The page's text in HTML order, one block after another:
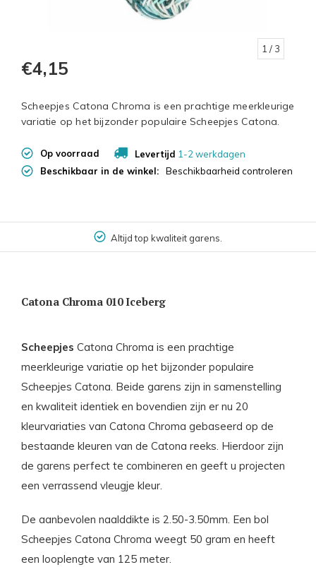
1 / 3
€4,15
Scheepjes Catona Chroma is een prachtige meerkleurige
variatie op het bijzonder populaire Scheepjes Catona.
Op voorraad Levertijd 1-2 werkdagen
Beschikbaar in de winkel:
Beschikbaarheid controleren
Altijd top kwaliteit garens.
Catona Chroma 010 Iceberg
Scheepjes Catona Chroma is een prachtige
meerkleurige variatie op het bijzonder populaire
Scheepjes Catona. Beide garens zijn in samenstelling
en kwaliteit identiek en bovendien zijn er nu 20
kleurvariaties van Catona Chroma gebaseerd op de
bestaande kleuren van de Catona reeks. Hierdoor zijn
de garens perfect te combineren en geeft u projecten
een verrassend vleugje kleur.
De aanbevolen naalddikte is 2.50-3.50mm. Een bol
Scheepjes Catona Chroma weegt 50 gram en heeft
een looplengte van 125 meter.